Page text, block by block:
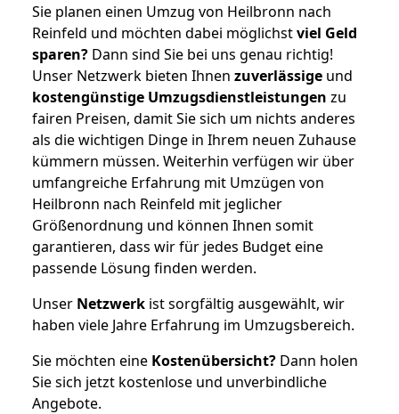
Sie planen einen Umzug von Heilbronn nach
Reinfeld und möchten dabei möglichstviel Geld
sparen? Dann sind Sie bei uns genau richtig!
Unser Netzwerk bieten Ihnen zuverlässige und
kostengünstige Umzugsdienstleistungen zu
fairen Preisen, damit Sie sich um nichts anderes
als die wichtigen Dinge in Ihrem neuen Zuhause
kümmern müssen. Weiterhin verfügen wir über
umfangreiche Erfahrung mit Umzügen von
Heilbronn nach Reinfeld mit jeglicher
Größenordnung und können Ihnen somit
garantieren, dass wir für jedes Budget eine
passende Lösung finden werden.
Unser Netzwerk ist sorgfältig ausgewählt, wir
haben viele Jahre Erfahrung im Umzugsbereich.
Sie möchten eine Kostenübersicht? Dann holen
Sie sich jetzt kostenlose und unverbindliche
Angebote.